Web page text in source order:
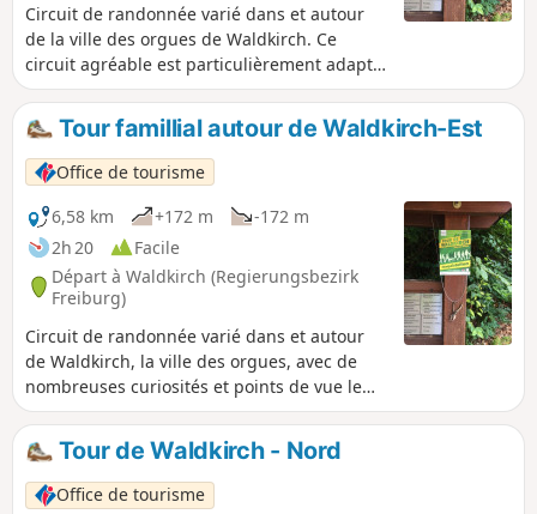
Circuit de randonnée varié dans et autour
de la ville des orgues de Waldkirch. Ce
circuit agréable est particulièrement adapté
aux familles avec enfants. Les enfants y
trouveront de nombreux points forts, petits
et grands : Faire du bateau sur le lac
Stadtrainsee, le zoo de la Forêt-Noire, des
choses intéressantes sur le sentier des sens
et le sentier de la cime des arbres.
Tour famillial autour de Waldkirch-Est
Office de tourisme
6,58 km
+172 m
-172 m
2h 20
Facile
Départ à Waldkirch (Regierungsbezirk
Freiburg)
Circuit de randonnée varié dans et autour
de Waldkirch, la ville des orgues, avec de
nombreuses curiosités et points de vue le
long du chemin. Variante plus courte pour
les familles.
Tour de Waldkirch - Nord
Office de tourisme